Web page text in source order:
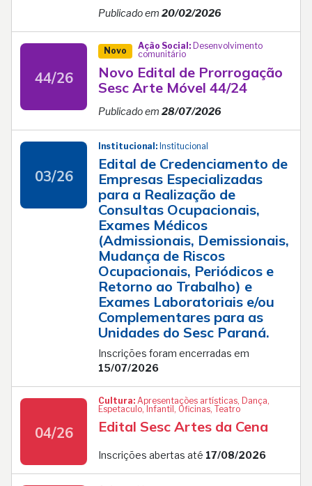
Publicado em 20/02/2026
44/26
Novo Ação Social:Desenvolvimento
comunitário
Novo Edital de Prorrogação
Sesc Arte Móvel 44/24
Publicado em 28/07/2026
03/26
Institucional: Institucional
Edital de Credenciamento de
Empresas Especializadas
para a Realização de
Consultas Ocupacionais,
Exames Médicos
(Admissionais, Demissionais,
Mudança de Riscos
Ocupacionais, Periódicos e
Retorno ao Trabalho) e
Exames Laboratoriais e/ou
Complementares para as
Unidades do Sesc Paraná.
Inscrições foram encerradas em
15/07/2026
04/26
Cultura: Apresentações artísticas, Dança,
Espetaculo, Infantil, Oficinas, Teatro
Edital Sesc Artes da Cena
Inscrições abertas até 17/08/2026